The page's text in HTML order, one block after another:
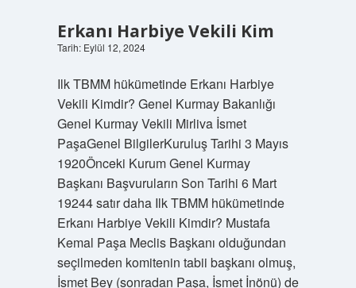
Erkanı Harbiye Vekili Kim
Tarih: Eylül 12, 2024
Ilk TBMM hükümetinde Erkanı Harbiye
Vekili Kimdir? Genel Kurmay Bakanlığı
Genel Kurmay Vekili Mirliva İsmet
PaşaGenel BilgilerKuruluş Tarihi 3 Mayıs
1920Önceki Kurum Genel Kurmay
Başkanı Başvuruların Son Tarihi 6 Mart
19244 satır daha Ilk TBMM hükümetinde
Erkanı Harbiye Vekili Kimdir? Mustafa
Kemal Paşa Meclis Başkanı olduğundan
seçilmeden komitenin tabii başkanı olmuş,
İsmet Bey (sonradan Paşa, İsmet İnönü) de